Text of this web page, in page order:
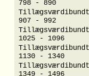
798 - 890
907 - 992
1025 - 1096
1130 - 1340
1349 - 1496